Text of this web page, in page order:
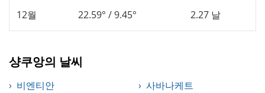
12월 22.59° / 9.45° 2.27 날
샹쿠앙의 날씨
비엔티안
사바나케트